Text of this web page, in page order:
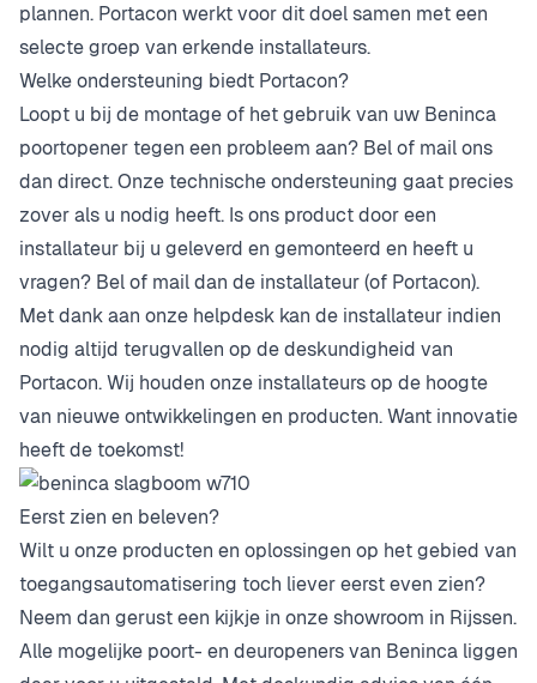
plannen. Portacon werkt voor dit doel samen met een
selecte groep van erkende installateurs.
Welke ondersteuning biedt Portacon?
Loopt u bij de montage of het gebruik van uw Beninca
poortopener tegen een probleem aan? Bel of mail ons
dan direct. Onze technische ondersteuning gaat precies
zover als u nodig heeft. Is ons product door een
installateur bij u geleverd en gemonteerd en heeft u
vragen? Bel of mail dan de installateur (of Portacon).
Met dank aan onze helpdesk kan de installateur indien
nodig altijd terugvallen op de deskundigheid van
Portacon. Wij houden onze installateurs op de hoogte
van nieuwe ontwikkelingen en producten. Want innovatie
heeft de toekomst!
Eerst zien en beleven?
Wilt u onze producten en oplossingen op het gebied van
toegangsautomatisering toch liever eerst even zien?
Neem dan gerust een kijkje in onze showroom in Rijssen.
Alle mogelijke poort- en deuropeners van Beninca liggen